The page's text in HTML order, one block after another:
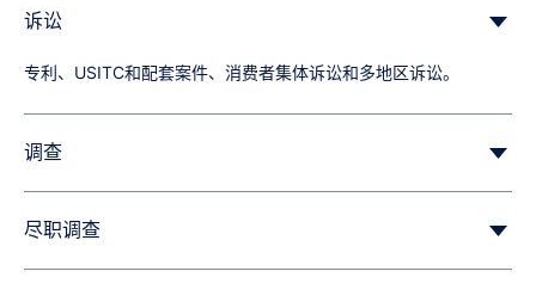
诉讼
专利、USITC和配套案件、消费者集体诉讼和多地区诉讼。
调查
尽职调查